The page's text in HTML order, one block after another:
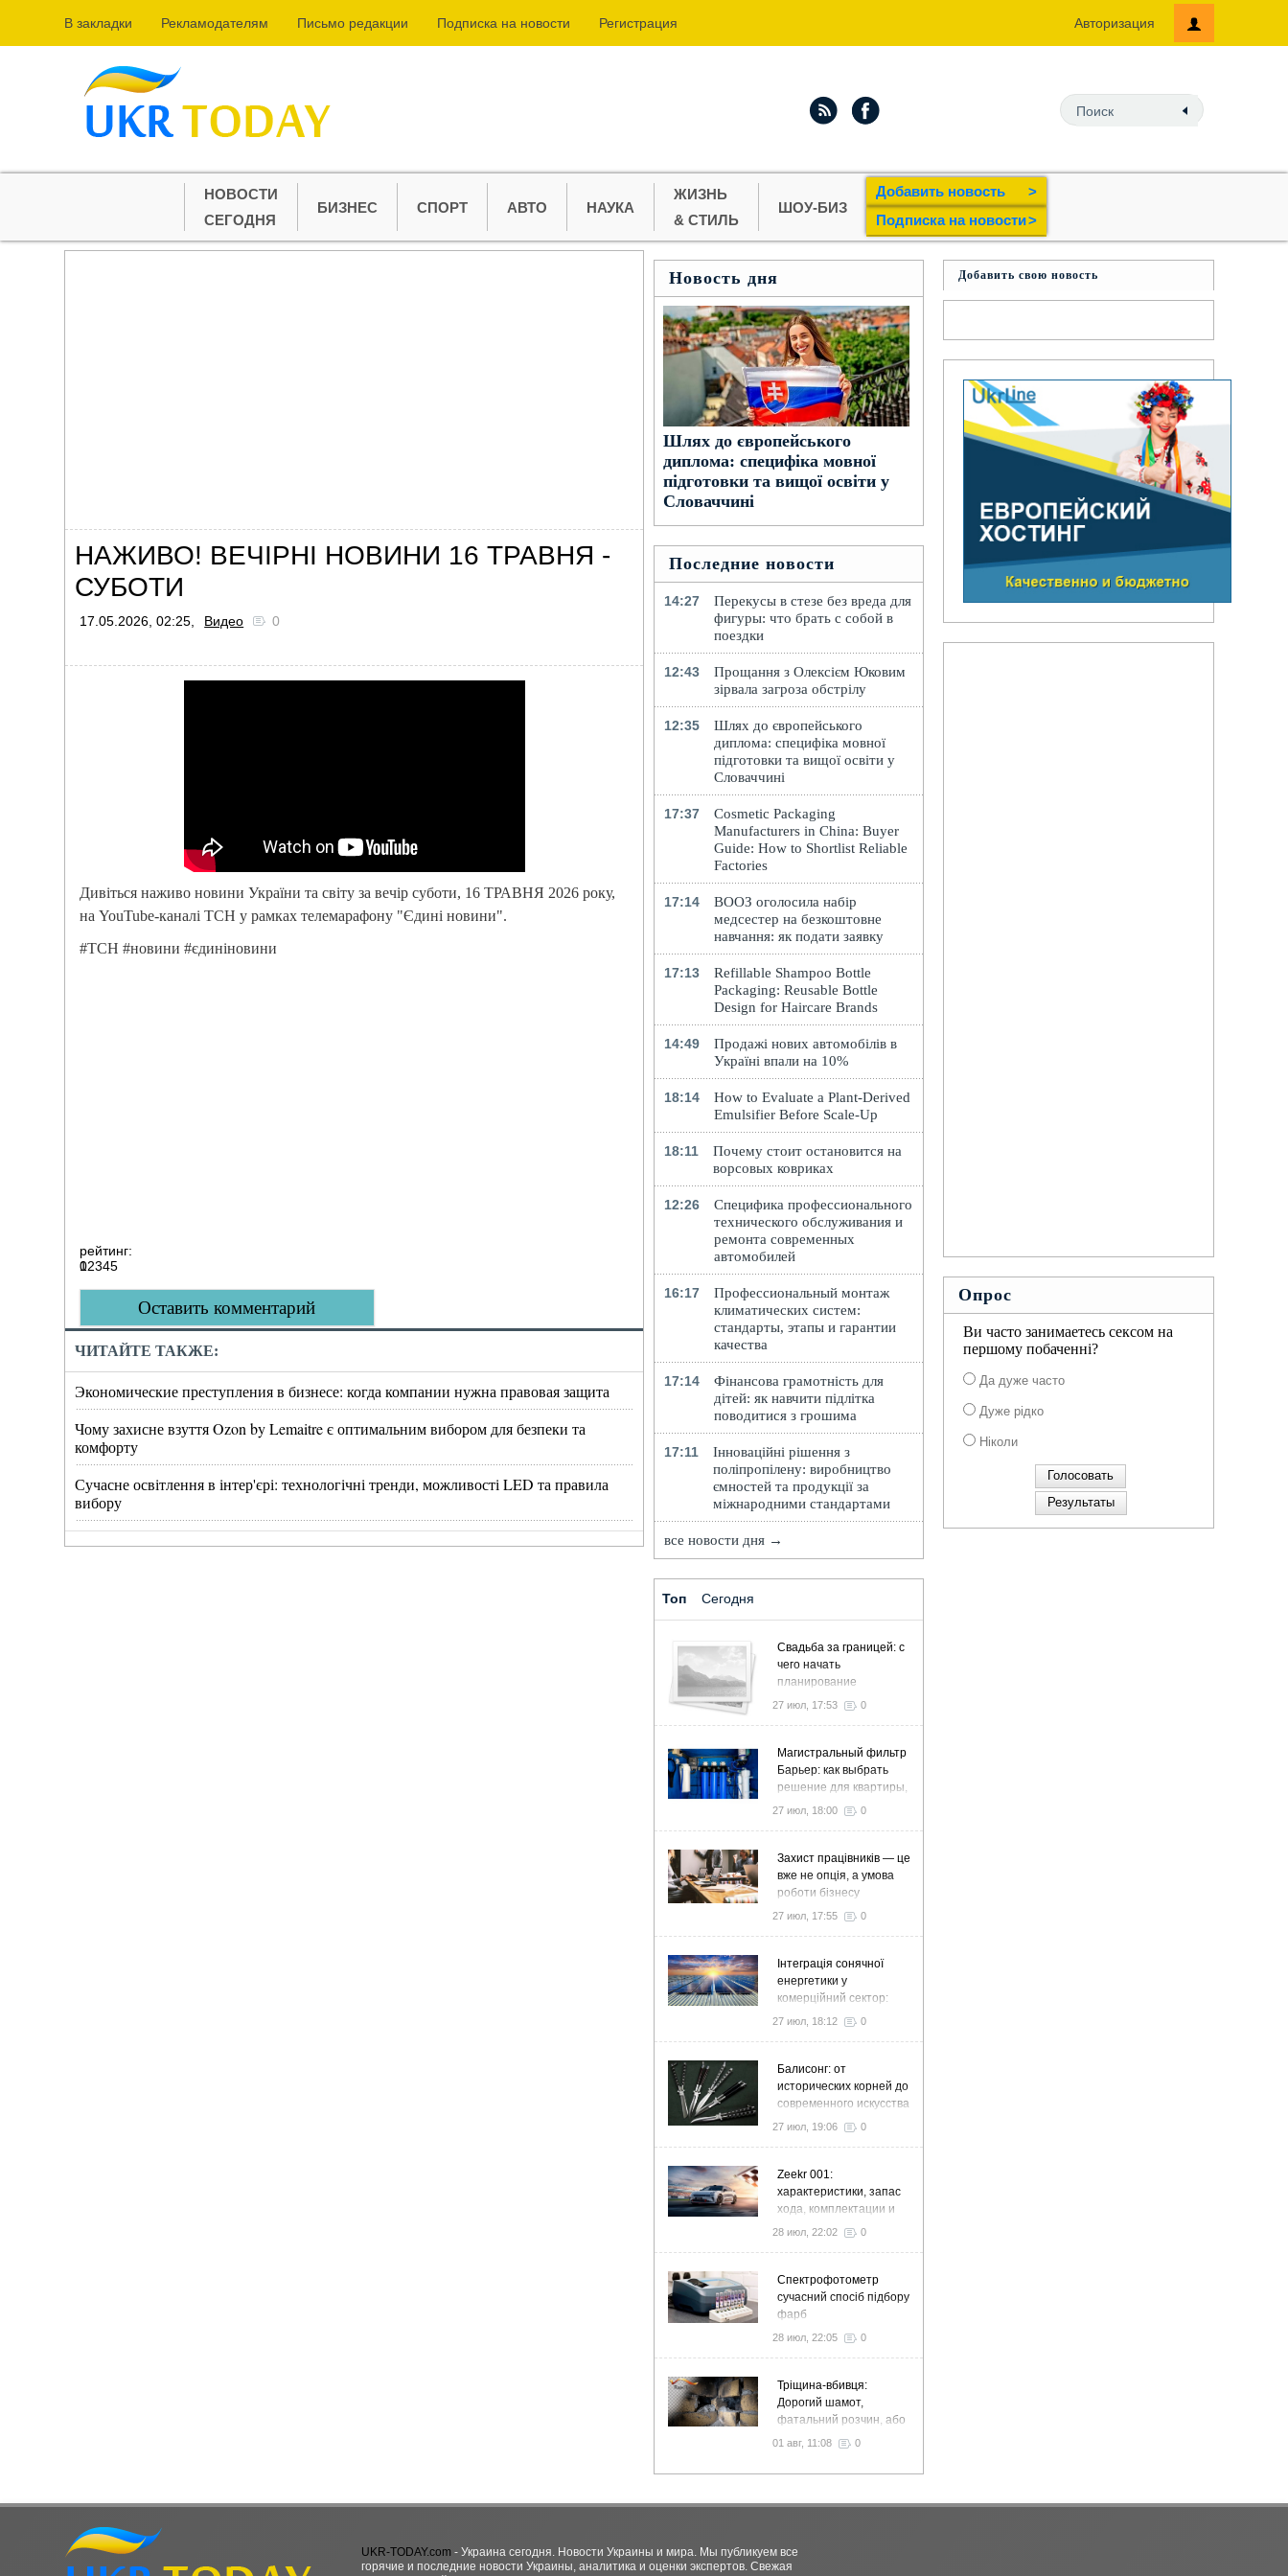
В закладки Рекламодателям Письмо редакции Подпиcка на новости Регистрация Авторизация
НОВОСТИ
СЕГОДНЯ
БИЗНЕС СПОРТ АВТО НАУКА
ЖИЗНЬ
& СТИЛЬ
ШОУ-БИЗ
Добавить новость
>
Подпиcка на новости>
НАЖИВО! ВЕЧІРНІ НОВИНИ 16 ТРАВНЯ -
СУБОТИ
17.05.2026, 02:25, Видео 0
Дивіться наживо новини України та світу за вечір суботи, 16 ТРАВНЯ 2026 року,
на YouTube-каналі ТСН у рамках телемарафону "Єдині новини".
#ТСН #новини #єдиніновини
рейтинг:
0
12345
Оставить комментарий
ЧИТАЙТЕ ТАКЖЕ:
Экономические преступления в бизнесе: когда компании нужна правовая защита
Чому захисне взуття Ozon by Lemaitre є оптимальним вибором для безпеки та
комфорту
Сучасне освітлення в інтер'єрі: технологічні тренди, можливості LED та правила
вибору
Новость дня
Шлях до європейського
диплома: специфіка мовної
підготовки та вищої освіти у
Словаччині
Последние новости
14:27
Перекусы в стезе без вреда для
фигуры: что брать с собой в
поездки
12:43
Прощання з Олексієм Юковим
зірвала загроза обстрілу
12:35
Шлях до європейського
диплома: специфіка мовної
підготовки та вищої освіти у
Словаччині
17:37
Cosmetic Packaging
Manufacturers in China: Buyer
Guide: How to Shortlist Reliable
Factories
17:14
ВООЗ оголосила набір
медсестер на безкоштовне
навчання: як подати заявку
17:13
Refillable Shampoo Bottle
Packaging: Reusable Bottle
Design for Haircare Brands
14:49
Продажі нових автомобілів в
Україні впали на 10%
18:14
How to Evaluate a Plant-Derived
Emulsifier Before Scale-Up
18:11
Почему стоит остановится на
ворсовых ковриках
12:26
Специфика профессионального
технического обслуживания и
ремонта современных
автомобилей
16:17
Профессиональный монтаж
климатических систем:
стандарты, этапы и гарантии
качества
17:14
Фінансова грамотність для
дітей: як навчити підлітка
поводитися з грошима
17:11
Інноваційні рішення з
поліпропілену: виробництво
ємностей та продукції за
міжнародними стандартами
все новости дня →
Топ Сегодня
Свадьба за границей: с
чего начать
планирование
27 июл, 17:53 0
Магистральный фильтр
Барьер: как выбрать
решение для квартиры,
дома и коттеджа
27 июл, 18:00 0
Захист працівників — це
вже не опція, а умова
роботи бізнесу
27 июл, 17:55 0
Інтеграція сонячної
енергетики у
комерційний сектор:
стратегія розвитку та
27 июл, 18:12 0
Балисонг: от
исторических корней до
современного искусства
флиппинга
27 июл, 19:06 0
Zeekr 001:
характеристики, запас
хода, комплектации и
особенности
28 июл, 22:02 0
Спектрофотометр
сучасний спосіб підбору
фарб
28 июл, 22:05 0
Тріщина-вбивця:
Дорогий шамот,
фатальний розчин, або
як звичайний цемент
у спальню
01 авг, 11:08 0
Добавить свою новость
Опрос
Ви часто занимаетесь сексом на
першому побаченні?
Да дуже часто
Дуже рідко
Ніколи
UKR-TODAY.com - Украина сегодня. Новости Украины и мира. Мы публикуем все
горячие и последние новости Украины, аналитика и оценки экспертов. Свежая